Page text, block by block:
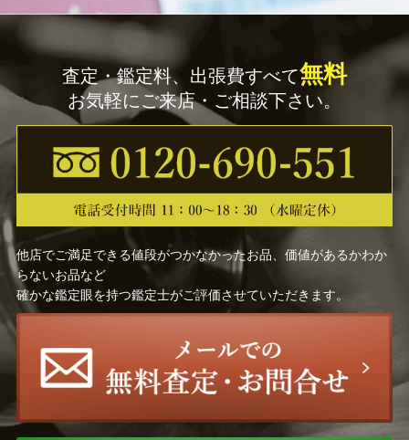
査定・鑑定料、出張費すべて無料
お気軽にご来店・ご相談下さい。
他店でご満足できる値段がつかなかったお品、価値があるかわか
らないお品など
確かな鑑定眼を持つ鑑定士がご評価させていただきます。